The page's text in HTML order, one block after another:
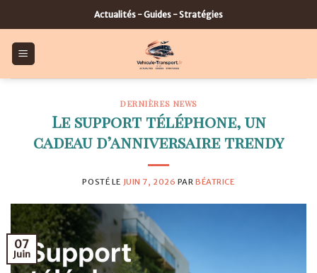
to
content
Actualités - Guides - Stratégies
DERNIÈRES NEWS
Le support téléphone, un
cadeau d’anniversaire trendy
POSTÉ LE JUIN 7, 2026 PARBÉATRICE
07
Juin